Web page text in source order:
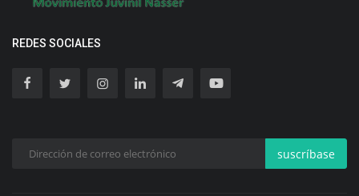
REDES SOCIALES
suscríbase